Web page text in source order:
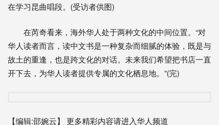
在学习昆曲唱段。(受访者供图)
在芮奇看来，海外华人处于两种文化的中间位置。“对
华人读者而言，读中文书是一种复杂而细腻的体验，既是与
故土的重逢，也是跨文化的对话。未来我们希望把书店一直
开下去，为华人读者提供专属的文化栖息地。”(完)
【编辑:邵婉云】 更多精彩内容请进入华人频道